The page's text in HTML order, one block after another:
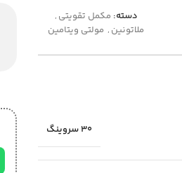
دسته: مکمل تقویتی ,
ملاتونین , مولتی ویتامین
30 سروینگ